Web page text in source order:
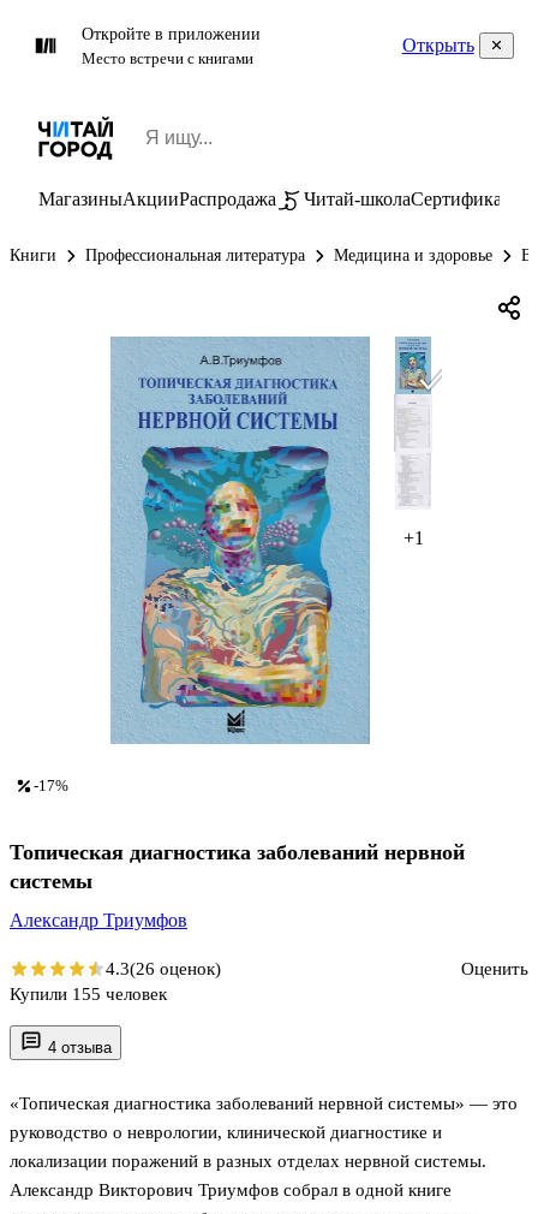
Откройте в приложении
Место встречи с книгами
Открыть
МагазиныАкцииРаспродажа Читай-школаСертификаты
Книги Профессиональная литература Медицина и здоровье
+1
4 отзыва
«Топическая диагностика заболеваний нервной системы» — это
руководство о неврологии, клинической диагностике и
локализации поражений в разных отделах нервной системы.
Александр Викторович Триумфов собрал в одной книге
-17%
Топическая диагностика заболеваний нервной
системы
Александр Триумфов
4.3(26 оценок)
Оценить
Купили 155 человек